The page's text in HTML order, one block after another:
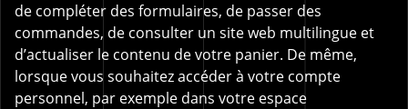
de compléter des formulaires, de passer des
commandes, de consulter un site web multilingue et
d’actualiser le contenu de votre panier. De même,
lorsque vous souhaitez accéder à votre compte
personnel, par exemple dans votre espace